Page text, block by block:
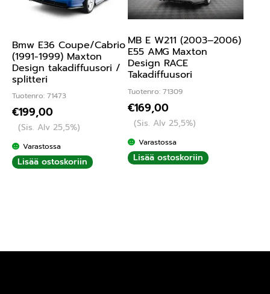
Bmw E36 Coupe/Cabrio
(1991-1999) Maxton
Design takadiffuusori /
splitteri
Tuotenro: 71473
€199,00
(Sis. Alv 25,5%)
Varastossa
Lisää ostoskoriin
MB E W211 (2003–2006)
E55 AMG Maxton
Design RACE
Takadiffuusori
Tuotenro: 71309
€169,00
(Sis. Alv 25,5%)
Varastossa
Lisää ostoskoriin